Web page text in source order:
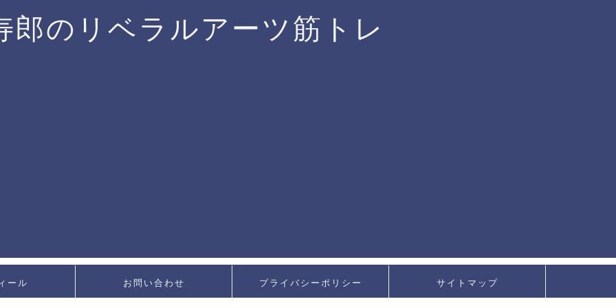
郎のリベラルアーツ筋トレ
ール お問い合わせ プライバシーポリシー サイトマップ